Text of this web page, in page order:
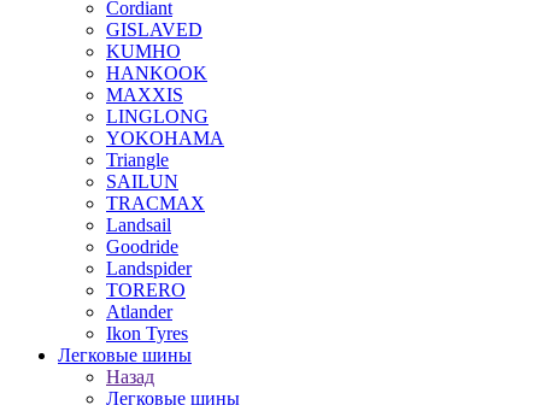
Cordiant
GISLAVED
KUMHO
HANKOOK
MAXXIS
LINGLONG
YOKOHAMA
Triangle
SAILUN
TRACMAX
Landsail
Goodride
Landspider
TORERO
Atlander
Ikon Tyres
Легковые шины
Назад
Легковые шины